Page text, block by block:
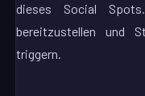
dieses Social
bereitzustellen und
triggern.